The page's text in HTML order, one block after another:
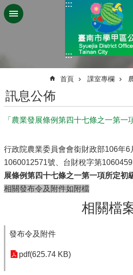
跳到主要內容區塊
:::
:::
首頁 課室專欄
訊息公佈
「農業發展條例第四十七條之一第一
行政院農業委員會會銜財政部106年6
1060012571號、台財稅字第
展條例第四十七條之一第一項所定初
相關發布令及附件如附檔
相關檔
發布令及附件
pdf(625.74 KB)